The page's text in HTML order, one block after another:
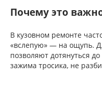
Почему это
В кузовном ремонте
«вслепую» — на ощупь.
позволяют дотянуться
зажима тросика, не